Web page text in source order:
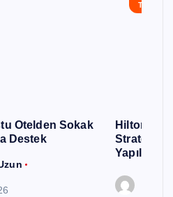
Otelden Sokak
Destek
TURIZM
Hilton,